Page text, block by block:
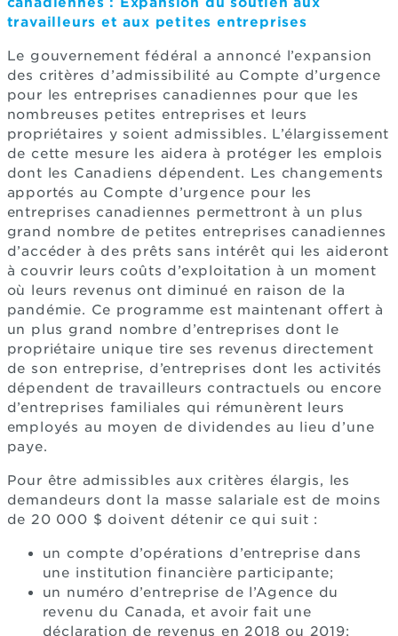
travailleurs et aux petites entreprises
Le gouvernement fédéral a annoncé l’expansion
des critères d’admissibilité au Compte d’urgence
pour les entreprises canadiennes pour que les
nombreuses petites entreprises et leurs
propriétaires y soient admissibles. L’élargissement
de cette mesure les aidera à protéger les emplois
dont les Canadiens dépendent. Les changements
apportés au Compte d’urgence pour les
entreprises canadiennes permettront à un plus
grand nombre de petites entreprises canadiennes
d’accéder à des prêts sans intérêt qui les aideront
à couvrir leurs coûts d’exploitation à un moment
où leurs revenus ont diminué en raison de la
pandémie. Ce programme est maintenant offert à
un plus grand nombre d’entreprises dont le
propriétaire unique tire ses revenus directement
de son entreprise, d’entreprises dont les activités
dépendent de travailleurs contractuels ou encore
d’entreprises familiales qui rémunèrent leurs
employés au moyen de dividendes au lieu d’une
paye.
Pour être admissibles aux critères élargis, les
demandeurs dont la masse salariale est de moins
de 20 000 $ doivent détenir ce qui suit :
un compte d’opérations d’entreprise dans
une institution financière participante;
un numéro d’entreprise de l’Agence du
revenu du Canada, et avoir fait une
déclaration de revenus en 2018 ou 2019;